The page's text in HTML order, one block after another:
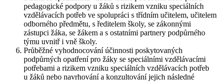
pedagogické podpory u žáků s rizikem vzniku speciálních
vzdělávacích potřeb ve spolupráci s třídním učitelem, učitelem
odborného předmětu, s ředitelem školy, se zákonnými
zástupci žáka, se žákem a s ostatními partnery podpůrného
týmu uvnitř i vně školy.
Průběžné vyhodnocování účinnosti poskytovaných
podpůrných opatření pro žáky se speciálními vzdělávacími
potřebami a rizikem vzniku speciálních vzdělávacích potřeb
u žáků nebo navrhování a konzultování jejich následné